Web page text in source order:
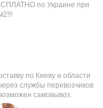
по Украине при
по Киеву и области
службы перевозчиков
самовывоз.